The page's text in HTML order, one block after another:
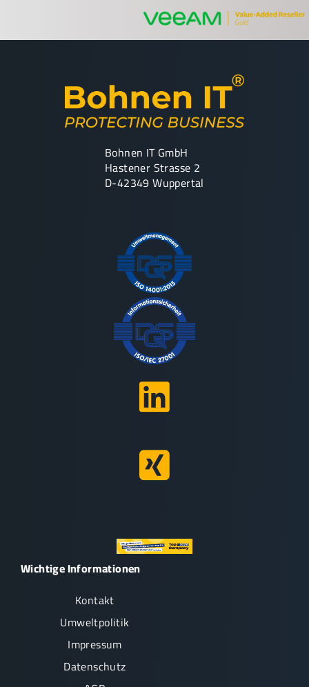
Bohnen IT GmbH
Hastener Strasse 2
D-42349 Wuppertal
Wichtige Informationen
Kontakt
Umweltpolitik
Impressum
Datenschutz